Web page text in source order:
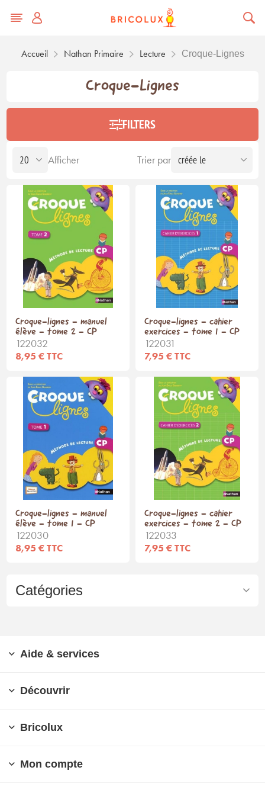
Accueil Nathan Primaire Lecture Croque-Lignes
Catégories
Croque-Lignes
FILTERS
Trier par
Afficher
Croque-lignes - manuel
élève - tome 2 - CP
122032
8,95 € TTC
Croque-lignes - cahier
exercices - tome 1 - CP
122031
7,95 € TTC
Croque-lignes - manuel
élève - tome 1 - CP
122030
8,95 € TTC
Croque-lignes - cahier
exercices - tome 2 - CP
122033
7,95 € TTC
Aide & services
Découvrir
Bricolux
Mon compte